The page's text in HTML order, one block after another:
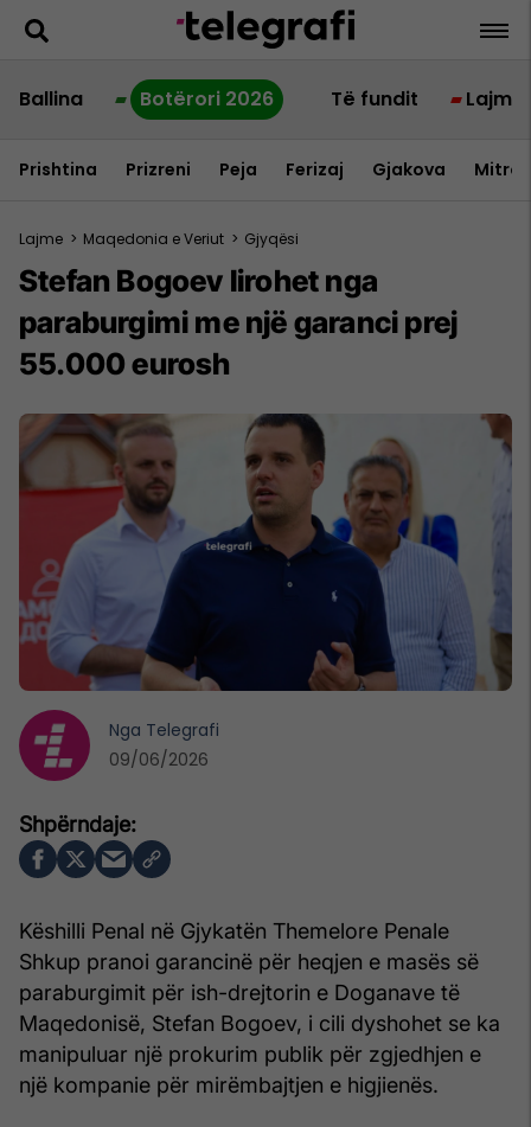
Ballina Botërori 2026 Të fundit Lajme
Prishtina Prizreni Peja Ferizaj Gjakova
Lajme > Maqedonia e Veriut > Gjyqësi
Stefan Bogoev lirohet nga
paraburgimi me një garanci prej
55.000 eurosh
Këshilli Penal në Gjykatën Themelore Penale
Shkup pranoi garancinë për heqjen e masës së
paraburgimit për ish-drejtorin e Doganave të
Maqedonisë, Stefan Bogoev, i cili dyshohet se ka
manipuluar një prokurim publik për zgjedhjen e
një kompanie për mirëmbajtjen e higjienës.
Nga Telegrafi
09/06/2026